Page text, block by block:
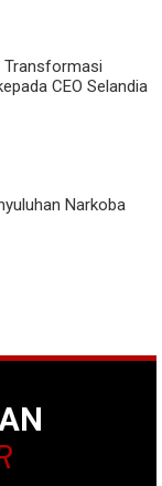
Transformasi
CEO Selandia
Narkoba